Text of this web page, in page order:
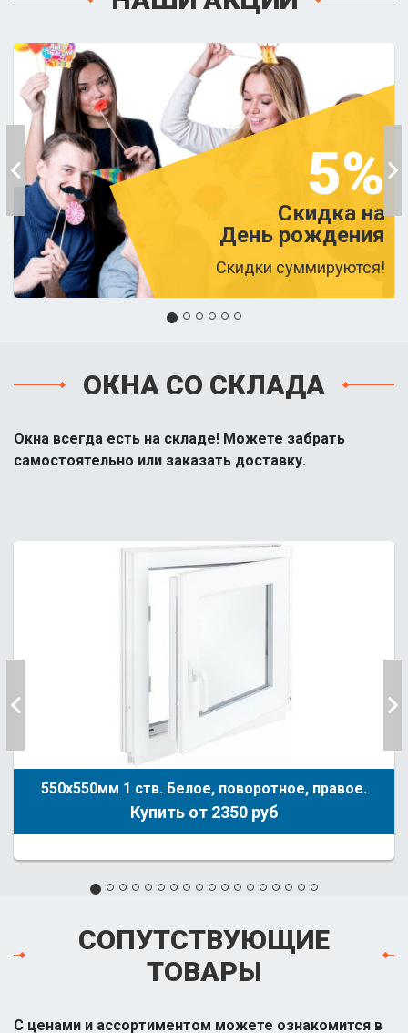
5%
Скидка на
День рождения
Скидки суммируются!
ОКНА СО СКЛАДА
Окна всегда есть на складе! Можете забрать
самостоятельно или заказать доставку.
550х550мм 1 ств. Белое, поворотное, правое.
Купить от 2350 руб
СОПУТСТВУЮЩИЕ
ТОВАРЫ
С ценами и ассортиментом можете ознакомится в